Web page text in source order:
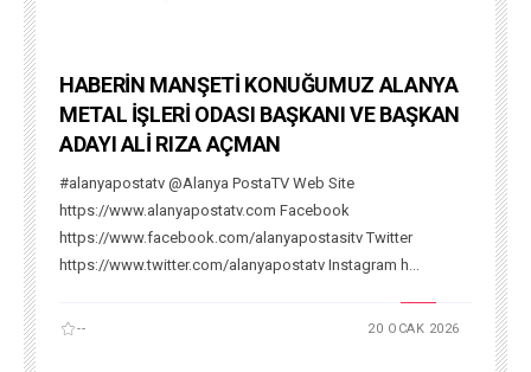
HABERİN MANŞETİ KONUĞUMUZ ALANYA
METAL İŞLERİ ODASI BAŞKANI VE BAŞKAN
ADAYI ALİ RIZA AÇMAN
#alanyapostatv @Alanya PostaTV Web Site
https://www.alanyapostatv.com Facebook
https://www.facebook.com/alanyapostasitv Twitter
https://www.twitter.com/alanyapostatv Instagram h...
-- 20 OCAK 2026